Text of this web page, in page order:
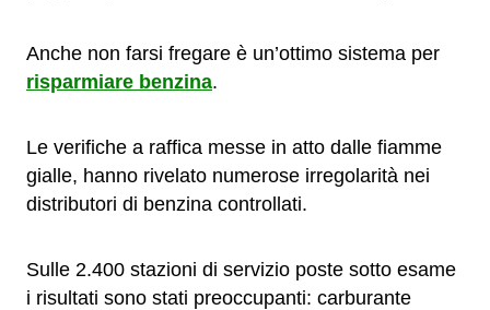
Anche non farsi fregare è un’ottimo sistema per
risparmiare benzina.
Le verifiche a raffica messe in atto dalle fiamme
gialle, hanno rivelato numerose irregolarità nei
distributori di benzina controllati.
Sulle 2.400 stazioni di servizio poste sotto esame
i risultati sono stati preoccupanti: carburante